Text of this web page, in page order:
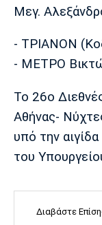
Μεγ.
- ΤΡΙΑΝΟΝ
- ΜΕΤΡΟ
Το 26ο
Αθήνας-
υπό την
του
Διαβάστε